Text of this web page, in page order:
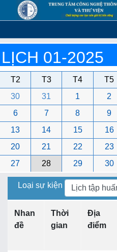
LỊCH 01-2025
T2 T3 T4 T5
30
31 1 2
6
7 8 9
13
14 15 16
20
21 22 23
27
28 29 30
Loại sự kiện
Nhan
đề
Thời
gian
Địa
điểm